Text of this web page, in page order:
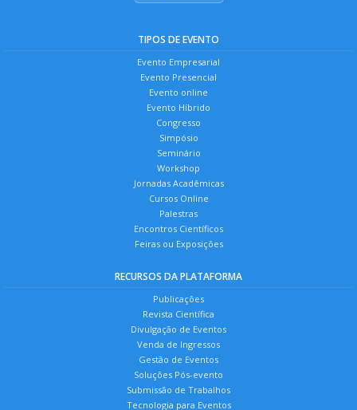
TIPOS DE EVENTO
Evento Empresarial
Evento Presencial
Evento online
Evento Híbrido
Congresso
Simpósio
Seminário
Workshop
Jornadas Acadêmicas
Cursos Online
Palestras
Encontros Científicos
Feiras ou Exposições
RECURSOS DA PLATAFORMA
Publicações
Revista Científica
Divulgação de Eventos
Venda de Ingressos
Gestão de Eventos
Soluções Pós-evento
Submissão de Trabalhos
Tecnologia para Eventos